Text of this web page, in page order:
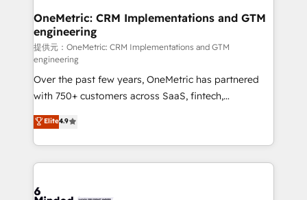
growth. Our multidisciplinary team designs solutions
that simplify complexity, boost performance, and
turn innovation into real impact. 🌍 Highlights •
HubSpot Partner since 2012 • 2022 EMEA Impact
Award: Best Integration • 150+ successful HubSpot
projects • Clients in 30+ industries • Proprietary
technology for integrations • Multilingual team:
English, Spanish, Portuguese & Italian 👉 Grow
smarter with AI and HubSpot.
OneMetric: CRM Implementations and GTM
engineering
提供元：OneMetric: CRM Implementations and GTM
engineering
Over the past few years, OneMetric has partnered
with 750+ customers across SaaS, fintech,
healthcare, real estate, and other industries. With
150+ HubSpot-certified experts, we deliver scalable
solutions to complex GTM and RevOps challenges.
Our Expertise 🔹 Onboarding & Implementation:
tailored to your GTM motion. 🔹 Migrations:
Elite4.9